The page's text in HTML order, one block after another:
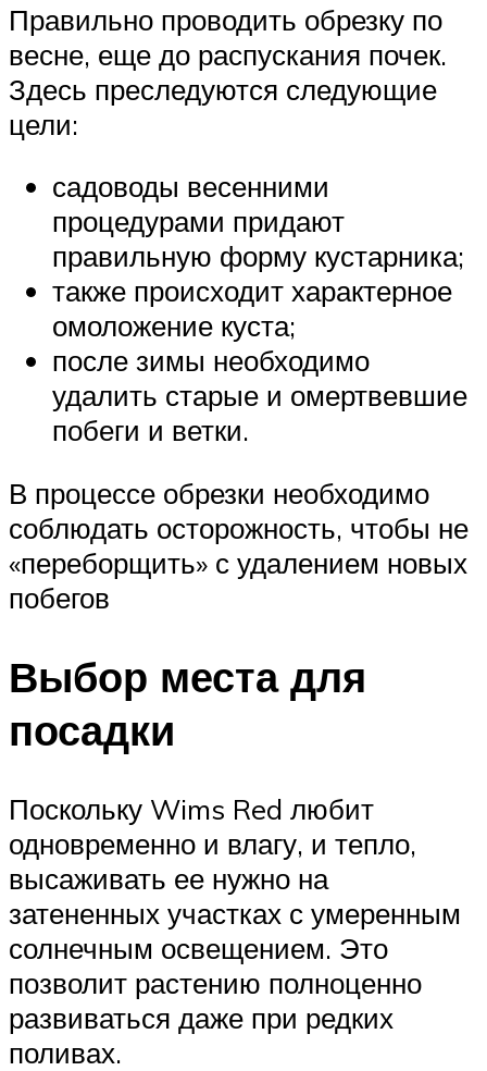
Правильно проводить обрезку по
весне, еще до распускания почек.
Здесь преследуются следующие
цели:
садоводы весенними
процедурами придают
правильную форму кустарника;
также происходит характерное
омоложение куста;
после зимы необходимо
удалить старые и омертвевшие
побеги и ветки.
В процессе обрезки необходимо
соблюдать осторожность, чтобы не
«переборщить» с удалением новых
побегов
Выбор места для
посадки
Поскольку Wims Red любит
одновременно и влагу, и тепло,
высаживать ее нужно на
затененных участках с умеренным
солнечным освещением. Это
позволит растению полноценно
развиваться даже при редких
поливах.